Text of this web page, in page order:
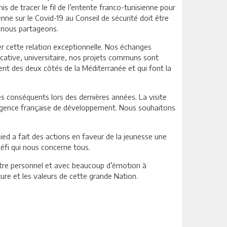
de tracer le fil de l’entente franco-tunisienne pour
sur le Covid-19 au Conseil de sécurité doit être
partageons.
cette relation exceptionnelle. Nos échanges
universitaire, nos projets communs sont
des deux côtés de la Méditerranée et qui font la
conséquents lors des dernières années. La visite
française de développement. Nous souhaitons
a fait des actions en faveur de la jeunesse une
qui nous concerne tous.
personnel et avec beaucoup d’émotion à
et les valeurs de cette grande Nation.